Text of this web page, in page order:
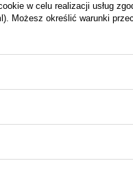
w celu realizacji usług
Możesz określić warunki